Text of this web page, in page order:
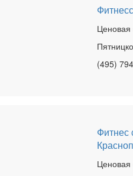
Ценовая
(495)
Фитнес
Ценовая